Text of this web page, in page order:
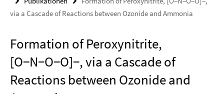
via a Cascade of Reactions between Ozonide and Ammonia
Formation of Peroxynitrite,
[O−N−O−O]−, via a Cascade of
Reactions between Ozonide and